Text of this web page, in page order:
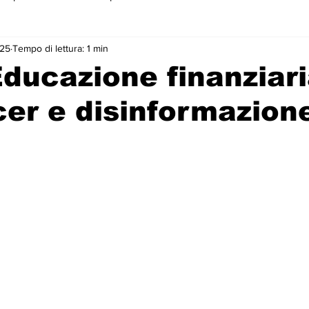
piano
e
Tempo di lettura: 1 min